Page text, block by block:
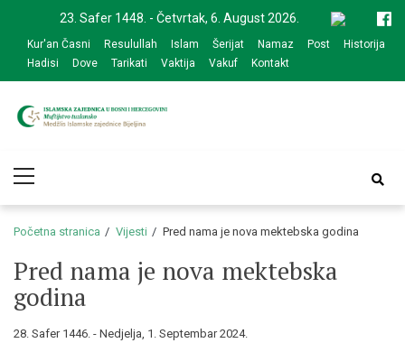
navigation
content
23. Safer 1448. - Četvrtak, 6. August 2026.
Kur'an Časni Resulullah Islam Šerijat Namaz Post
Historija
Hadisi
Dove Tarikati Vaktija Vakuf Kontakt
zajednice Bijeljina
Menu
Početna stranica Vijesti Pred nama je nova mektebska godina
Pred nama je nova mektebska
godina
28. Safer 1446. - Nedjelja, 1. Septembar 2024.